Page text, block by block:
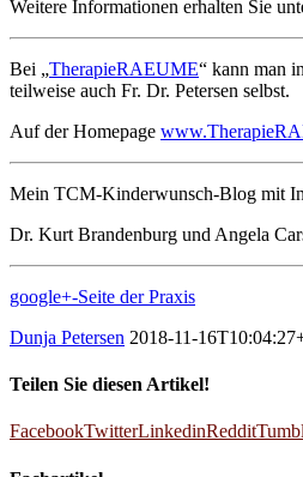
Weitere Informationen erhalten Sie
Bei „TherapieRAEUME“ kann man
teilweise auch Fr. Dr. Petersen selbst.
Auf der Homepage
Mein TCM-Kinderwunsch-Blog mit
Dr. Kurt Brandenburg und Angela
google+-Seite der Praxis
Dunja Petersen 2018-11-
Teilen Sie diesen Artikel!
FacebookTwitterLinkedinReddit